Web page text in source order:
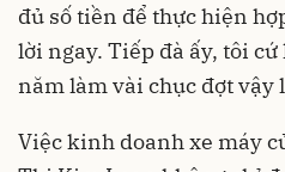
đủ số tiền để thực hiện
lời ngay. Tiếp đà ấy, tôi
năm làm vài chục đợt vậy
Việc kinh doanh xe máy